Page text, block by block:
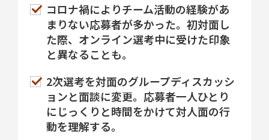
コロナ禍によりチーム活動の経験があ
まりない応募者が多かった。初対面し
た際、オンライン選考中に受けた印象
と異なることも。
2次選考を対面のグループディスカッシ
ョンと面談に変更。応募者一人ひとり
にじっくりと時間をかけて対人面の行
動を理解する。